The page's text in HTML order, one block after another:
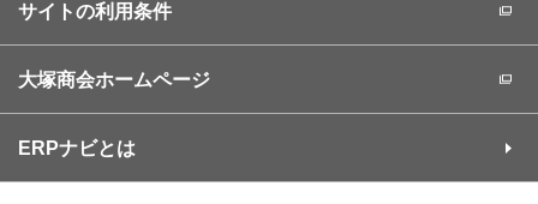
サイトの利用条件
大塚商会ホームページ
ERPナビとは